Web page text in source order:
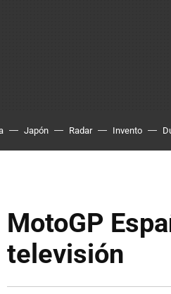
Japón Radar Invento
MotoGP
televisión